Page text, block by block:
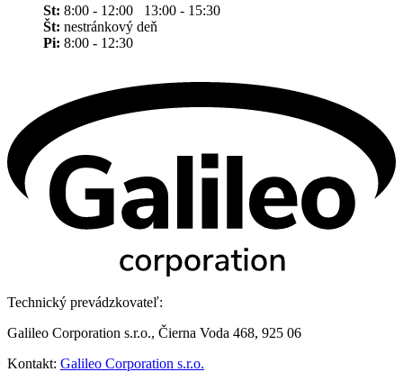
St: 8:00 - 12:00 13:00 - 15:30
Št: nestránkový deň
Pi: 8:00 - 12:30
Technický prevádzkovateľ:
Galileo Corporation s.r.o., Čierna Voda 468, 925 06
Kontakt: Galileo Corporation s.r.o.